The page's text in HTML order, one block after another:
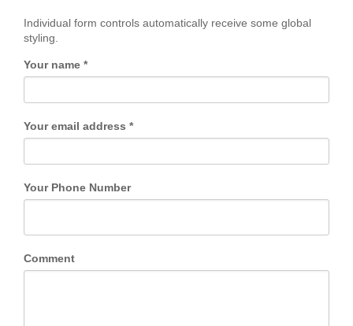
Individual form controls automatically receive some global
styling.
Your name *
Your email address *
Your Phone Number
Comment